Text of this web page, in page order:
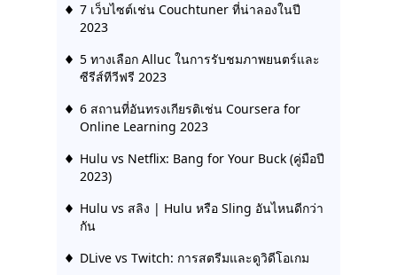
7 เว็บไซต์เช่น Couchtuner ที่น่าลองในปี
2023
5 ทางเลือก Alluc ในการรับชมภาพยนตร์และ
ซีรีส์ทีวีฟรี 2023
6 สถานที่อันทรงเกียรติเช่น Coursera for
Online Learning 2023
Hulu vs Netflix: Bang for Your Buck (คู่มือปี
2023)
Hulu vs สลิง | Hulu หรือ Sling อันไหนดีกว่า
กัน
DLive vs Twitch: การสตรีมและดูวิดีโอเกม